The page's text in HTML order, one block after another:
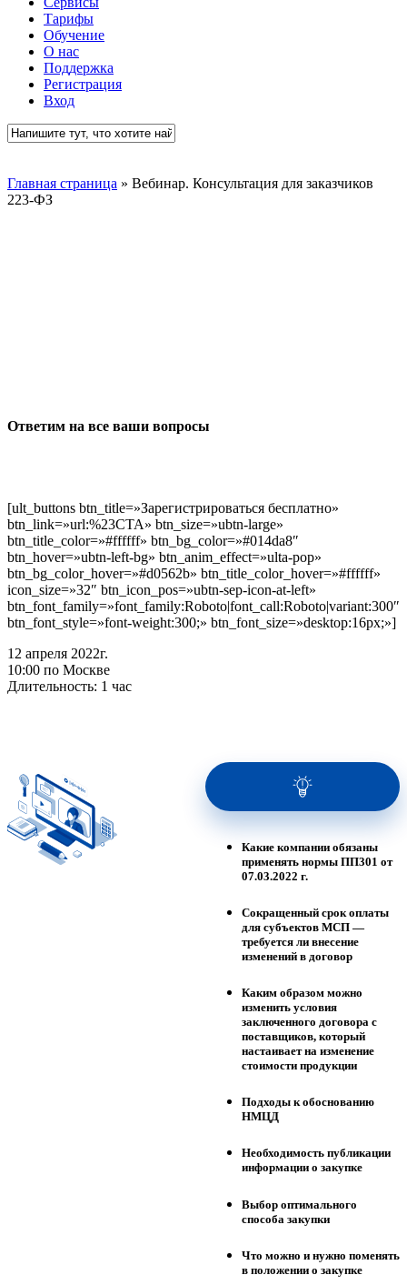
Тарифы
Обучение
О нас
Поддержка
Регистрация
Вход
Главная страница » Вебинар. Консультация для заказчиков
223-ФЗ
Ответим на все ваши вопросы
[ult_buttons btn_title=»Зарегистрироваться бесплатно»
btn_link=»url:%23CTA» btn_size=»ubtn-large»
btn_title_color=»#ffffff» btn_bg_color=»#014da8″
btn_hover=»ubtn-left-bg» btn_anim_effect=»ulta-pop»
btn_bg_color_hover=»#d0562b» btn_title_color_hover=»#ffffff»
icon_size=»32″ btn_icon_pos=»ubtn-sep-icon-at-left»
btn_font_family=»font_family:Roboto|font_call:Roboto|variant:300″
btn_font_style=»font-weight:300;» btn_font_size=»desktop:16px;»]
12 апреля 2022г.
10:00 по Москве
Длительность: 1 час
Какие компании обязаны
применять нормы ПП301 от
07.03.2022 г.
Сокращенный срок оплаты
для субъектов МСП —
требуется ли внесение
изменений в договор
Каким образом можно
изменить условия
заключенного договора с
поставщиков, который
настаивает на изменение
стоимости продукции
Подходы к обоснованию
НМЦД
Необходимость публикации
информации о закупке
Выбор оптимального
способа закупки
Что можно и нужно поменять
в положении о закупке